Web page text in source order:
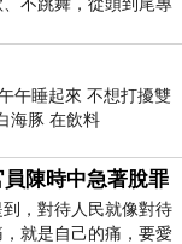
超過12個鐘
午睡起來 不想打擾雙
海豚 在飲料
陳時中急著脫罪
，對待人民就像對待
就是自己的痛，要愛